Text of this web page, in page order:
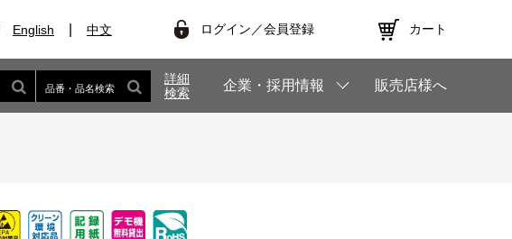
English 中文 ログイン／会員登録 カート
品番・品名検索
詳細
検索
企業・採用情報 販売店様へ